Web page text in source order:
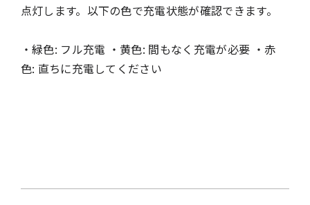
点灯します。以下の色で充電状態が確認できます。
・緑色: フル充電 ・黄色: 間もなく充電が必要 ・赤
色: 直ちに充電してください